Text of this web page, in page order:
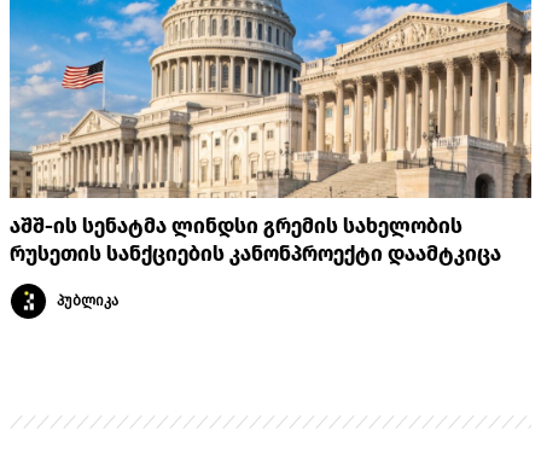
აშშ-ის სენატმა ლინდსი გრემის სახელობის
რუსეთის სანქციების კანონპროექტი დაამტკიცა
პუბლიკა